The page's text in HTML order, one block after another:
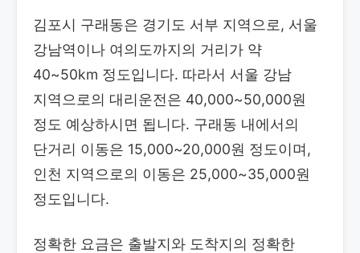
김포시 구래동은 경기도 서부 지역으로, 서울
강남역이나 여의도까지의 거리가 약
40~50km 정도입니다. 따라서 서울 강남
지역으로의 대리운전은 40,000~50,000원
정도 예상하시면 됩니다. 구래동 내에서의
단거리 이동은 15,000~20,000원 정도이며,
인천 지역으로의 이동은 25,000~35,000원
정도입니다.
정확한 요금은 출발지와 도착지의 정확한